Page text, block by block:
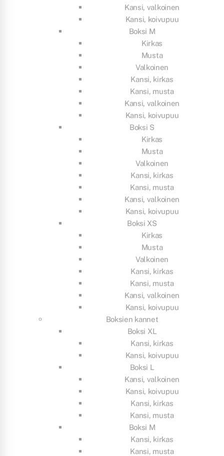
Kansi, valkoinen
Kansi, koivupuu
Boksi M
Kirkas
Musta
Valkoinen
Kansi, kirkas
Kansi, musta
Kansi, valkoinen
Kansi, koivupuu
Boksi S
Kirkas
Musta
Valkoinen
Kansi, kirkas
Kansi, musta
Kansi, valkoinen
Kansi, koivupuu
Boksi XS
Kirkas
Musta
Valkoinen
Kansi, kirkas
Kansi, musta
Kansi, valkoinen
Kansi, koivupuu
Boksien kannet
Boksi XL
Kansi, kirkas
Kansi, koivupuu
Boksi L
Kansi, valkoinen
Kansi, koivupuu
Kansi, kirkas
Kansi, musta
Boksi M
Kansi, kirkas
Kansi, musta